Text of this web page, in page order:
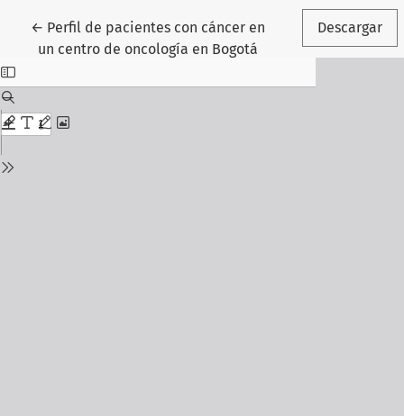
← Volver a los detalles del artículo
Perfil de pacientes con cáncer en
un centro de oncología en Bogotá
Descargar